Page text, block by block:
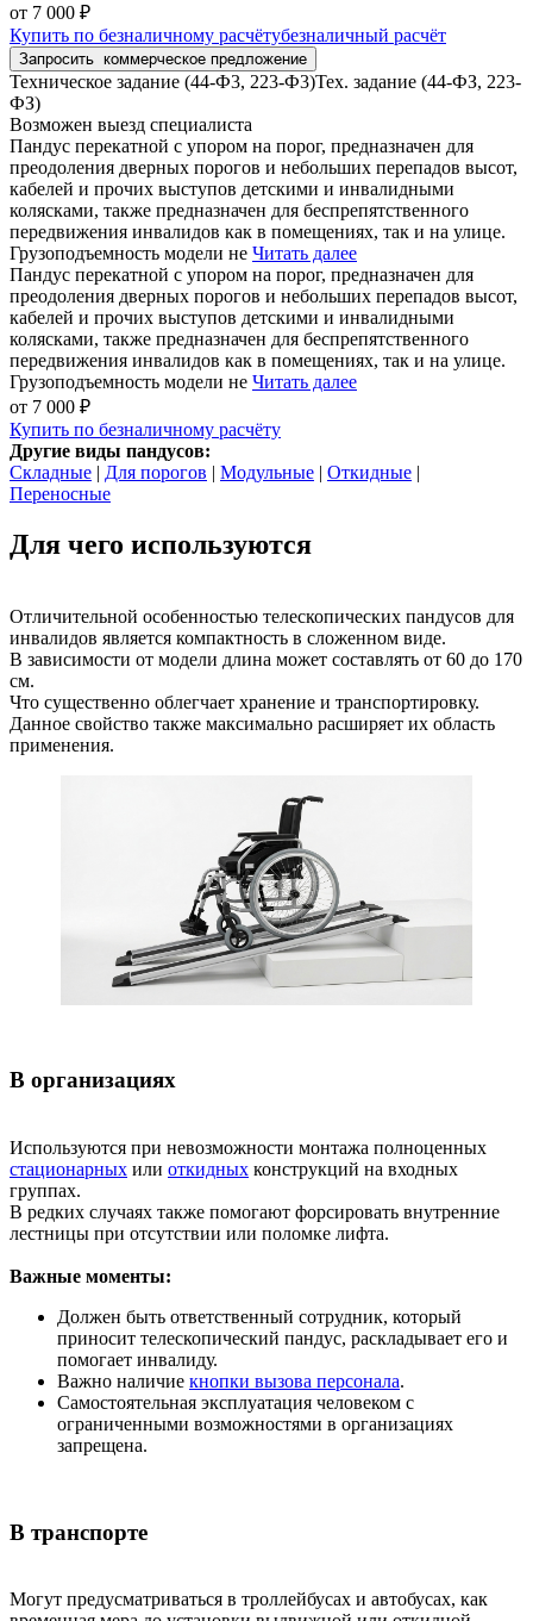
от 7 000 ₽
Купить по безналичному расчётубезналичный расчёт
Запросить коммерческое предложение
Техническое задание (44-Ф3, 223-Ф3)Тех. задание (44-ФЗ, 223-
ФЗ)
Возможен выезд специалиста
Пандус перекатной с упором на порог, предназначен для
преодоления дверных порогов и небольших перепадов высот,
кабелей и прочих выступов детскими и инвалидными
колясками, также предназначен для беспрепятственного
передвижения инвалидов как в помещениях, так и на улице.
Грузоподъемность модели не Читать далее
Пандус перекатной с упором на порог, предназначен для
преодоления дверных порогов и небольших перепадов высот,
кабелей и прочих выступов детскими и инвалидными
колясками, также предназначен для беспрепятственного
передвижения инвалидов как в помещениях, так и на улице.
Грузоподъемность модели не Читать далее
от 7 000 ₽
Купить по безналичному расчёту
Другие виды пандусов:
Складные | Для порогов | Модульные | Откидные |
Переносные
Для чего используются
Отличительной особенностью телескопических пандусов для
инвалидов является компактность в сложенном виде.
В зависимости от модели длина может составлять от 60 до 170
см.
Что существенно облегчает хранение и транспортировку.
Данное свойство также максимально расширяет их область
применения.
В организациях
Используются при невозможности монтажа полноценных
стационарных или откидных конструкций на входных
группах.
В редких случаях также помогают форсировать внутренние
лестницы при отсутствии или поломке лифта.
Важные моменты:
Должен быть ответственный сотрудник, который
приносит телескопический пандус, раскладывает его и
помогает инвалиду.
Важно наличие кнопки вызова персонала.
Самостоятельная эксплуатация человеком с
ограниченными возможностями в организациях
запрещена.
В транспорте
Могут предусматриваться в троллейбусах и автобусах, как